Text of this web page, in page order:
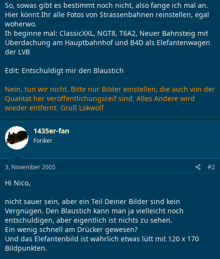
m
So, sowas gibt es bestimmt noch nicht, also fange ich mal an.
Hier könnt Ihr alle Fotos von Strassenbahnen reinstellen, egal
woherwo.
Ih beginne mal: ClassicXXL, NGT8, T6A2, Neuer Bahnsteig mit
Überdachung am Hauptbahnhof und B4D als Elefantenwagen
der LVB
Edit: Entschuldigt mir den Blaustich
Nein, tun wir nicht. Bitte nur Bilder einstellen, die auch von der
Qualität her veröffentlichungsreif sind. Alles Andere wird
wieder entfernt. Gruß Lokwolf
1435er-fan
Foriker
3. November 2005 #2
Hi Nico,
nicht sauer sein, aber ein Teil Deiner Bilder sind kein
Vergnügen. Den Blaustich kann man ja vielleicht noch
entschuldigen, aber eigentlich ist nichts zu sehen.
Ein wenig schnell am Drücker gewesen?
Und das Elefantenbild ist wahrlich etwas lütt mit 120 x 170
Bildpunkten.